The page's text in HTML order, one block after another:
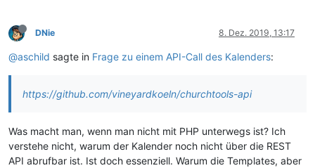
DNie 8. Dez. 2019, 13:17
@aschild sagte in Frage zu einem API-Call des Kalenders:
https://github.com/vineyardkoeln/churchtools-api
Was macht man, wenn man nicht mit PHP unterwegs ist? Ich
verstehe nicht, warum der Kalender noch nicht über die REST
API abrufbar ist. Ist doch essenziell. Warum die Templates, aber